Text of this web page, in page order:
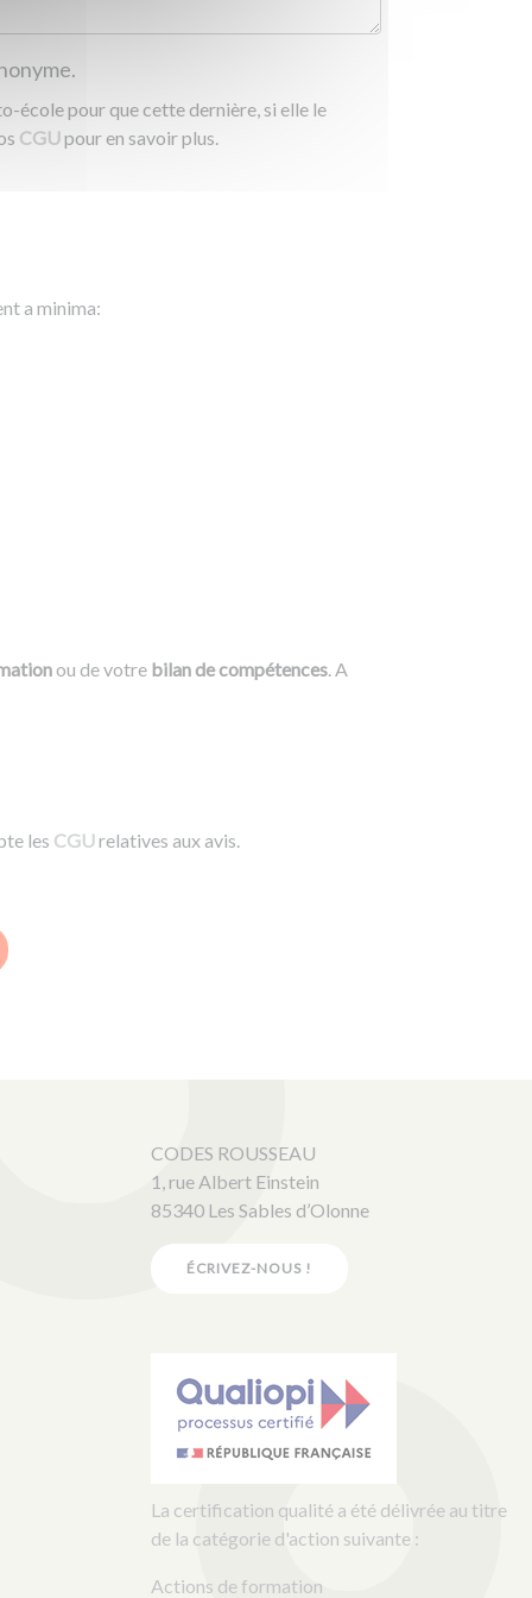
école pour que cette dernière, si elle le
CGUpour en savoir plus.
a minima:
ou de votre bilan de compétences. A
les CGUrelatives aux avis.
CODES ROUSSEAU
1, rue Albert Einstein
85340 Les Sables d’Olonne
ÉCRIVEZ-NOUS !
La certification qualité a été délivrée au titre
de la catégorie d'action suivante :
Actions de formation